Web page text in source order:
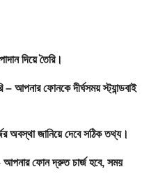
দিয়ে তৈরি।
ফোনকে দীর্ঘসময় স্ট্যান্ডবাই
অবস্থা জানিয়ে দেবে সঠিক তথ্য।
ফোন দ্রুত চার্জ হবে, সময়